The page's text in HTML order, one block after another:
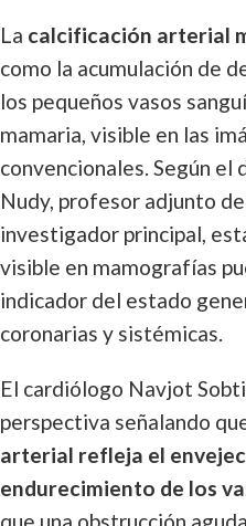
La calcificación arterial
como la acumulación de
los pequeños vasos
mamaria, visible en las
convencionales. Según
Nudy, profesor adjunto
investigador principal,
visible en mamografías
indicador del estado
coronarias y sistémicas.
El cardiólogo Navjot
perspectiva señalando
arterial refleja el
endurecimiento de los